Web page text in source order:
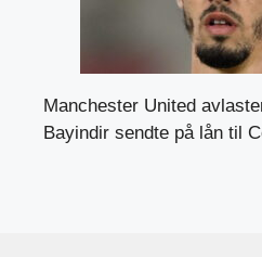
Manchester United
Bayindir sendte på lån til